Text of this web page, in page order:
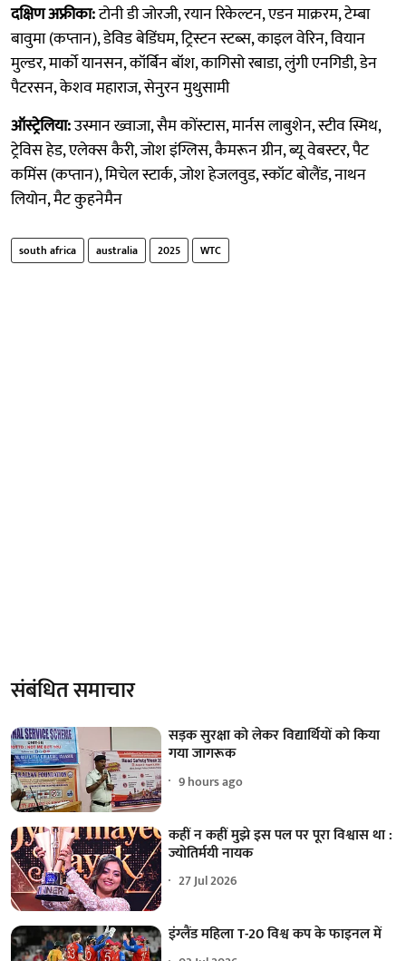
दक्षिण अफ्रीका:टोनी डी जोरजी, रयान रिकेल्टन, एडन माक्ररम, टेम्बा
बावुमा (कप्तान), डेविड बेडिंघम, ट्रिस्टन स्टब्स, काइल वेरिन, वियान
मुल्डर, मार्को यानसन, कॉर्बिन बॉश, कागिसो रबाडा, लुंगी एनगिडी, डेन
पैटरसन, केशव महाराज, सेनुरन मुथुसामी
ऑस्ट्रेलिया:उस्मान ख्वाजा, सैम कोंस्टास, मार्नस लाबुशेन, स्टीव स्मिथ,
ट्रेविस हेड, एलेक्स कैरी, जोश इंग्लिस, कैमरून ग्रीन, ब्यू वेबस्टर, पैट
कमिंस (कप्तान), मिचेल स्टार्क, जोश हेजलवुड, स्कॉट बोलैंड, नाथन
लियोन, मैट कुहनेमैन
south africa australia 2025 WTC
संबंधित समाचार
सड़क सुरक्षा को लेकर विद्यार्थियों को किया
गया जागरूक
9 hours ago
कहीं न कहीं मुझे इस पल पर पूरा विश्वास था :
ज्योतिर्मयी नायक
27 Jul 2026
इंग्लैंड महिला T-20 विश्व कप के फाइनल में